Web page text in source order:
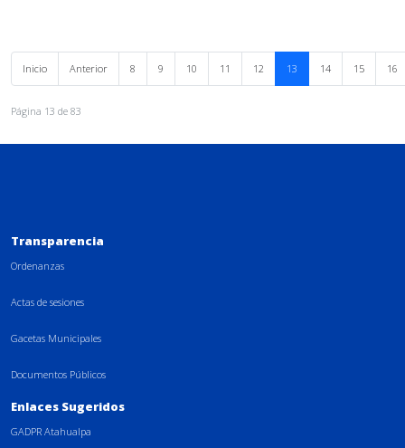
Inicio Anterior 8 9 10 11 12 13 14 15 16
Página 13 de 83
Transparencia
Ordenanzas
Actas de sesiones
Gacetas Municipales
Documentos Públicos
Enlaces Sugeridos
GADPR Atahualpa